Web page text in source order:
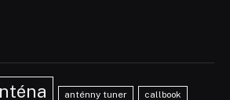
anténny tuner callbook